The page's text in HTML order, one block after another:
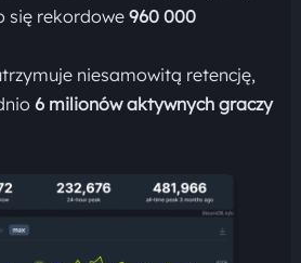
się rekordowe 960 000
niesamowitą retencję,
6 milionów aktywnych graczy